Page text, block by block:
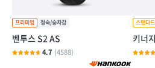
벤투스 S2 AS
4.7 (4588)
키너